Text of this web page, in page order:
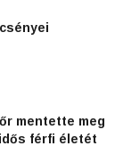
mentette meg
férfi életét